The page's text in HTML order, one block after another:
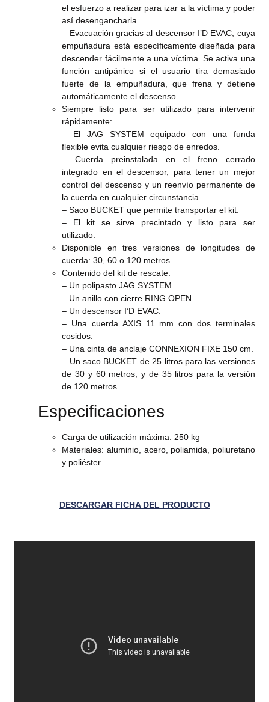
el esfuerzo a realizar para izar a la víctima y poder
así desengancharla.
– Evacuación gracias al descensor I’D EVAC, cuya
empuñadura está específicamente diseñada para
descender fácilmente a una víctima. Se activa una
función antipánico si el usuario tira demasiado
fuerte de la empuñadura, que frena y detiene
automáticamente el descenso.
Siempre listo para ser utilizado para intervenir
rápidamente:
– El JAG SYSTEM equipado con una funda
flexible evita cualquier riesgo de enredos.
– Cuerda preinstalada en el freno cerrado
integrado en el descensor, para tener un mejor
control del descenso y un reenvío permanente de
la cuerda en cualquier circunstancia.
– Saco BUCKET que permite transportar el kit.
– El kit se sirve precintado y listo para ser
utilizado.
Disponible en tres versiones de longitudes de
cuerda: 30, 60 o 120 metros.
Contenido del kit de rescate:
– Un polipasto JAG SYSTEM.
– Un anillo con cierre RING OPEN.
– Un descensor I’D EVAC.
– Una cuerda AXIS 11 mm con dos terminales
cosidos.
– Una cinta de anclaje CONNEXION FIXE 150 cm.
– Un saco BUCKET de 25 litros para las versiones
de 30 y 60 metros, y de 35 litros para la versión
de 120 metros.
Especificaciones
Carga de utilización máxima: 250 kg
Materiales: aluminio, acero, poliamida, poliuretano
y poliéster
DESCARGAR FICHA DEL PRODUCTO